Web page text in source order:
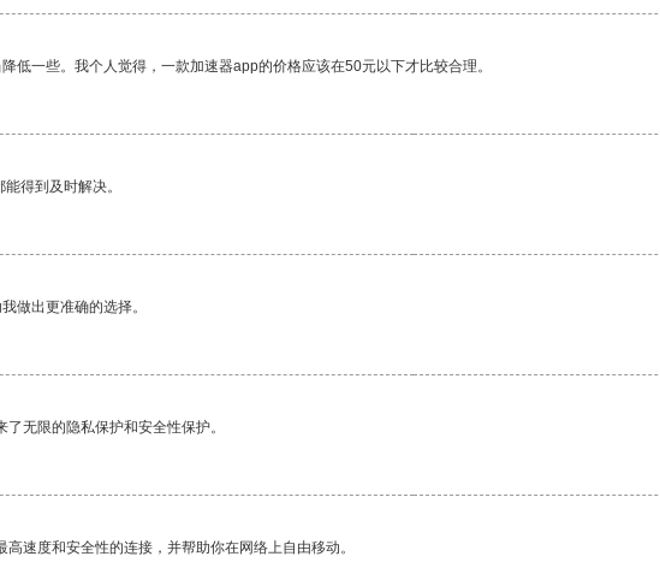
低一些。我个人觉得，一款加速器app的价格应该在50元以下才比较合理。
得到及时解决。
做出更准确的选择。
无限的隐私保护和安全性保护。
速度和安全性的连接，并帮助你在网络上自由移动。